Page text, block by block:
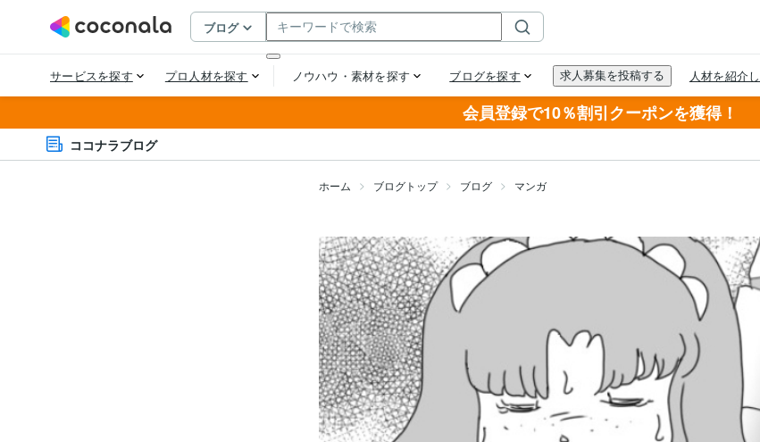
会員登録で10％割引クーポンを獲得！
ココナラブログ
ホーム ブログトップ ブログ マンガ